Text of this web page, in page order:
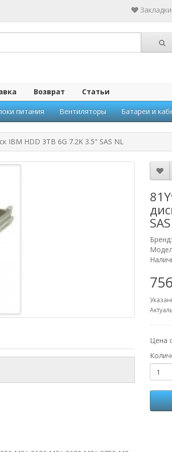
Возврат Статьи
питания Вентиляторы Батареи и
IBM HDD 3TB 6G 7.2K 3.5" SAS NL
Бренд:
Цена